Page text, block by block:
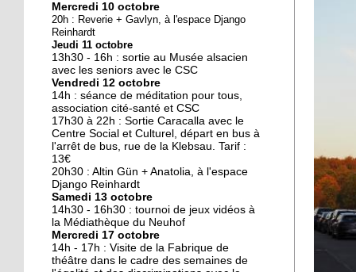
10 octobre 2018
Nouveau look pour une
nouvelle mairie
19 octobre 2017
Face au challenge du
numérique
19 octobre 2017
La précarité tue
18 octobre 2017
Quatre décennies au
Mercredi 10 octobre
20h : Reverie + Gavlyn, à l'espace Django
Reinhardt
Jeudi 11 octobre
13h30 - 16h : sortie au Musée alsacien
avec les seniors avec le CSC
Vendredi 12 octobre
14h : séance de méditation pour tous,
association cité-santé et CSC
17h30 à 22h : Sortie Caracalla avec le
Centre Social et Culturel, départ en bus à
l'arrêt de bus, rue de la Klebsau. Tarif :
13€
20h30 : Altin Gün + Anatolia, à l'espace
Django Reinhardt
Samedi 13 octobre
14h30 - 16h30 : tournoi de jeux vidéos à
la Médiathèque du Neuhof
Mercredi 17 octobre
14h - 17h : Visite de la Fabrique de
théâtre dans le cadre des semaines de